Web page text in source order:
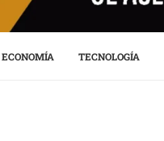
ECONOMÍA TECNOLOGÍA